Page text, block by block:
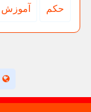
حكم آموزش